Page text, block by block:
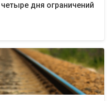
дня ограничений